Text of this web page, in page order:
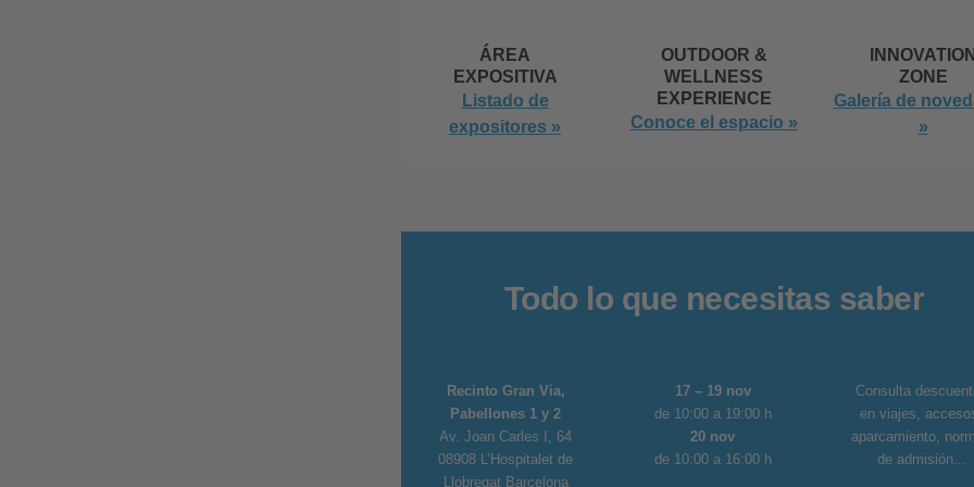
ÁREA
EXPOSITIVA
Listado de
expositores »
OUTDOOR &
WELLNESS
EXPERIENCE
Conoce el espacio »
INNOVATION
ZONE
Galería de
»
Todo lo que necesitas saber
Recinto Gran Via,
Pabellones 1 y 2
Av. Joan Carles I, 64
08908 L’Hospitalet de
Llobregat Barcelona
17 – 19 nov
de 10:00 a 19:00 h
20 nov
de 10:00 a 16:00 h
Consulta
en viajes,
aparcamiento,
de admisión...